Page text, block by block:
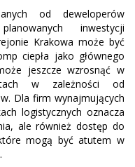
od deweloperów
inwestycji
Krakowa może być
ciepła jako głównego
jeszcze wzrosnąć w
w zależności od
Dla firm wynajmujących
logistycznych oznacza
ale również dostęp do
mogą być atutem w